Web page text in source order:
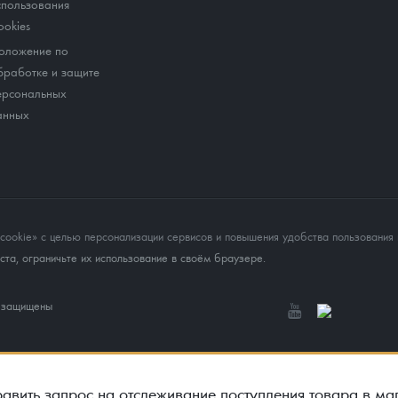
по
и защите
с целью персонализации сервисов и повышения удобства пользования
ограничьте их использование в своём браузере.
запрос на отслеживание поступления товара в